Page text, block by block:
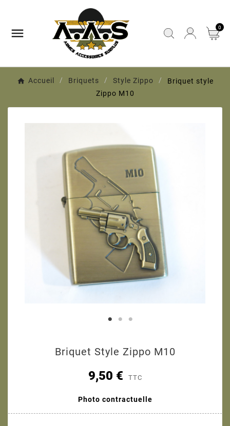
 0
Accueil Briquets Style Zippo
Briquet style
Zippo M10
Briquet Style Zippo M10
9,50 € TTC
Photo contractuelle